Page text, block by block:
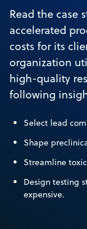
Read the case
accelerated
costs for its
organization
high-quality
following
Select lead
Shape
Streamline
Design testing
expensive.